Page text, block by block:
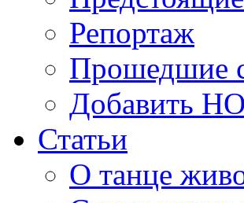
Репортаж
Прошедшие
Добавить
Статьи
О танце